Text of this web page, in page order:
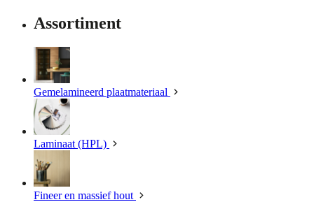
Assortiment
Gemelamineerd plaatmateriaal
Laminaat (HPL)
Fineer en massief hout